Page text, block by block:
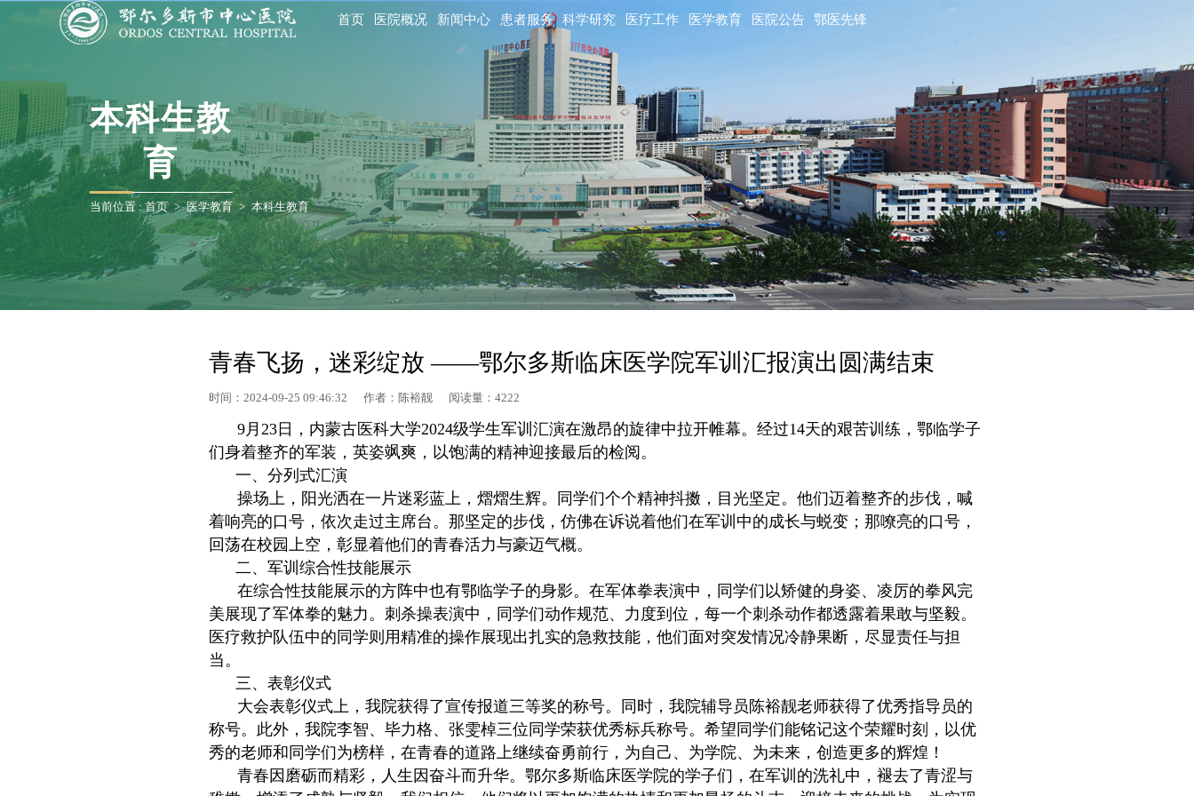
首页 医院概况 新闻中心 患者服务 科学研究 医疗工作 医学教育 医院公告 鄂医先锋
本科生教
育
当前位置 :首页 > 医学教育 > 本科生教育
青春飞扬，迷彩绽放 ——鄂尔多斯临床医学院军训汇报演出圆满结束
时间：2024-09-25 09:46:32 作者：陈裕靓 阅读量：4222
9月23日，内蒙古医科大学2024级学生军训汇演在激昂的旋律中拉开帷幕。经过14天的艰苦训练，鄂临学子
们身着整齐的军装，英姿飒爽，以饱满的精神迎接最后的检阅。
一、分列式汇演
操场上，阳光洒在一片迷彩蓝上，熠熠生辉。同学们个个精神抖擞，目光坚定。他们迈着整齐的步伐，喊
着响亮的口号，依次走过主席台。那坚定的步伐，仿佛在诉说着他们在军训中的成长与蜕变；那嘹亮的口号，
回荡在校园上空，彰显着他们的青春活力与豪迈气概。
二、军训综合性技能展示
在综合性技能展示的方阵中也有鄂临学子的身影。在军体拳表演中，同学们以矫健的身姿、凌厉的拳风完
美展现了军体拳的魅力。刺杀操表演中，同学们动作规范、力度到位，每一个刺杀动作都透露着果敢与坚毅。
医疗救护队伍中的同学则用精准的操作展现出扎实的急救技能，他们面对突发情况冷静果断，尽显责任与担
当。
三、表彰仪式
大会表彰仪式上，我院获得了宣传报道三等奖的称号。同时，我院辅导员陈裕靓老师获得了优秀指导员的
称号。此外，我院李智、毕力格、张雯棹三位同学荣获优秀标兵称号。希望同学们能铭记这个荣耀时刻，以优
秀的老师和同学们为榜样，在青春的道路上继续奋勇前行，为自己、为学院、为未来，创造更多的辉煌！
青春因磨砺而精彩，人生因奋斗而升华。鄂尔多斯临床医学院的学子们，在军训的洗礼中，褪去了青涩与